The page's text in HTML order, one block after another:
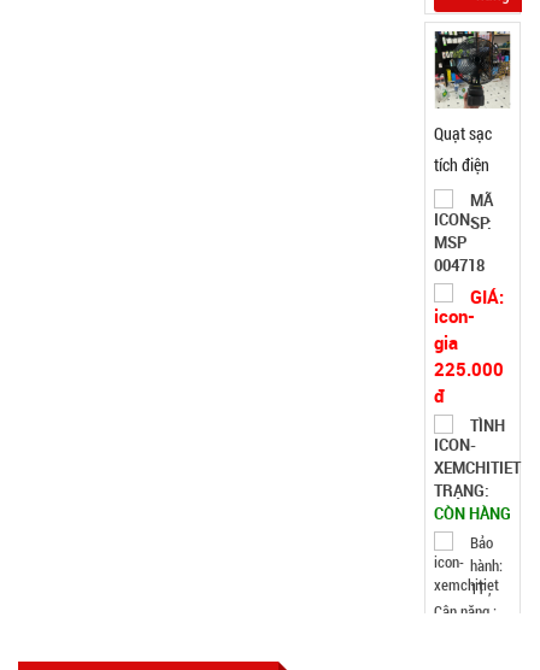
Quạt sạc
tích điện
pin 10 cell
48V Lớn -
lồng sắt
cánh sắt
KO XOAY (
T18 )
MÃ
SP:
004718
GIÁ:
225.000
đ
TÌNH
TRẠNG:
CÒN HÀNG
Bảo
hành:
1T ,
Cân nặng :